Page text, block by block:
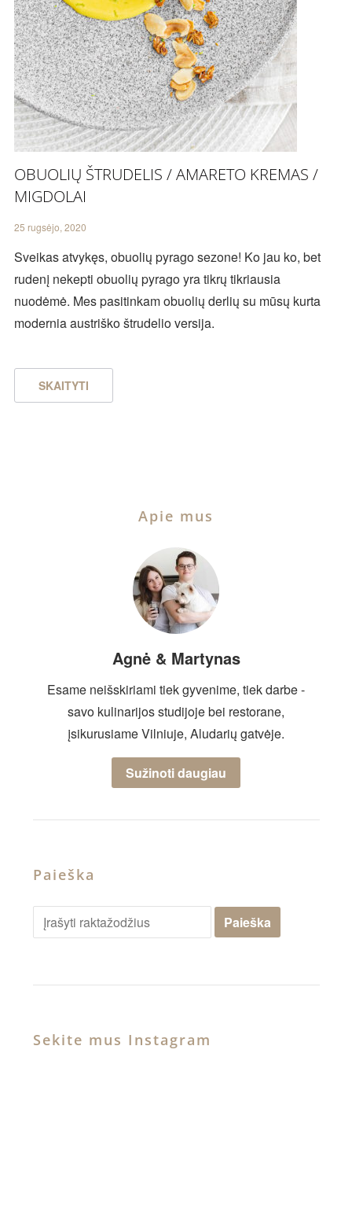
OBUOLIŲ ŠTRUDELIS / AMARETO KREMAS /
MIGDOLAI
25 rugsėjo, 2020
Sveikas atvykęs, obuolių pyrago sezone! Ko jau ko, bet
rudenį nekepti obuolių pyrago yra tikrų tikriausia
nuodėmė. Mes pasitinkam obuolių derlių su mūsų kurta
modernia austriško štrudelio versija.
SKAITYTI
Apie mus
Agnė & Martynas
Esame neišskiriami tiek gyvenime, tiek darbe -
savo kulinarijos studijoje bei restorane,
įsikurusiame Vilniuje, Aludarių gatvėje.
Sužinoti daugiau
Paieška
Sekite mus Instagram